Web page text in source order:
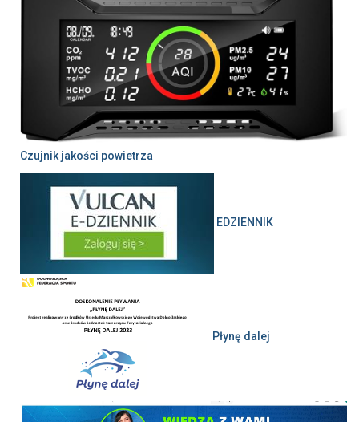
Czujnik jakości powietrza
EDZIENNIK
Płynę dalej